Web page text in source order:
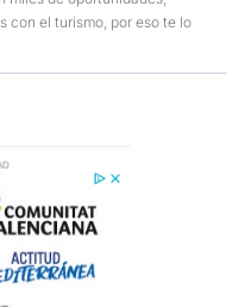
con el turismo, por eso te lo